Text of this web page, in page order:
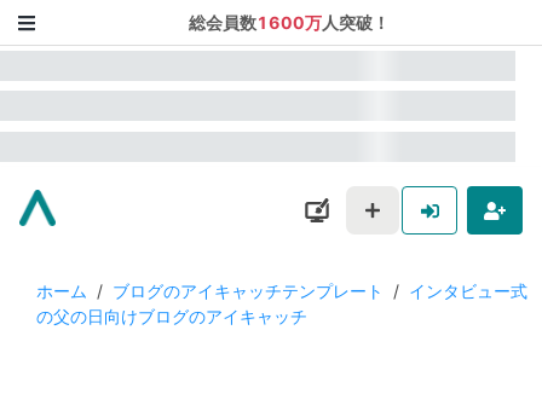
総会員数1600万人突破！
ホーム / ブログのアイキャッチテンプレート / インタビュー式
の父の日向けブログのアイキャッチ